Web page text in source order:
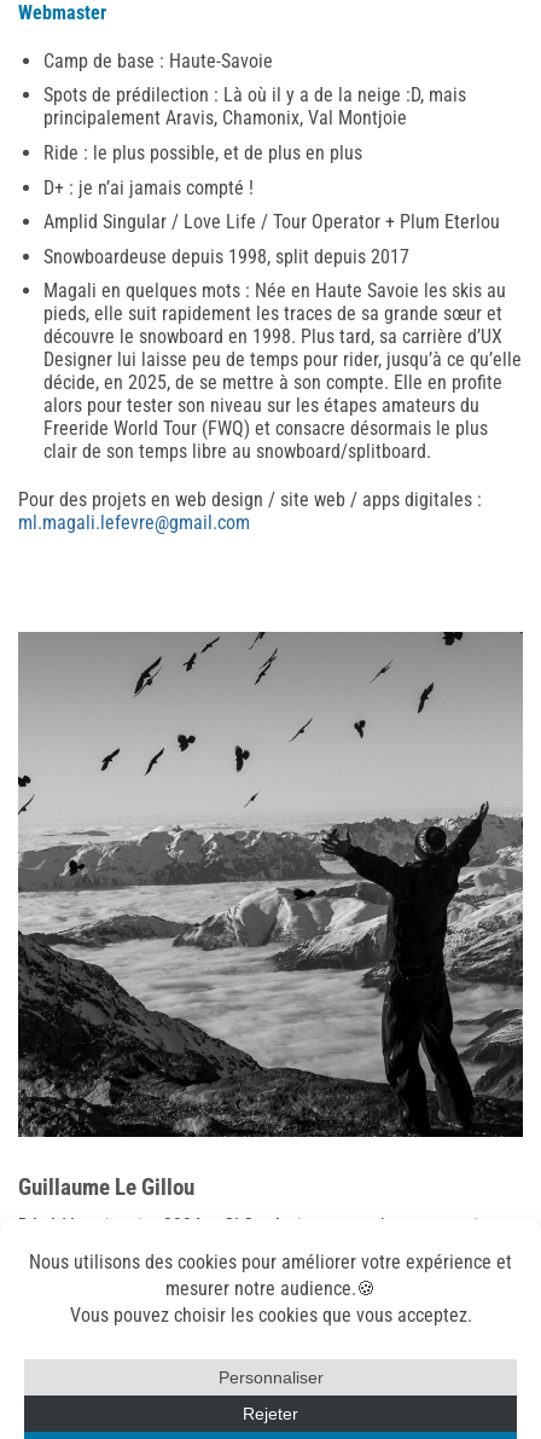
Webmaster
Camp de base : Haute-Savoie
Spots de prédilection : Là où il y a de la neige :D, mais
principalement Aravis, Chamonix, Val Montjoie
Ride : le plus possible, et de plus en plus
D+ : je n’ai jamais compté !
Amplid Singular / Love Life / Tour Operator + Plum Eterlou
Snowboardeuse depuis 1998, split depuis 2017
Magali en quelques mots : Née en Haute Savoie les skis au
pieds, elle suit rapidement les traces de sa grande sœur et
découvre le snowboard en 1998. Plus tard, sa carrière d’UX
Designer lui laisse peu de temps pour rider, jusqu’à ce qu’elle
décide, en 2025, de se mettre à son compte. Elle en profite
alors pour tester son niveau sur les étapes amateurs du
Freeride World Tour (FWQ) et consacre désormais le plus
clair de son temps libre au snowboard/splitboard.
Pour des projets en web design / site web / apps digitales :
ml.magali.lefevre@gmail.com
Guillaume Le Gillou
Décédé en janvier 2024, « GLG » était notre webmaster mais
sa marque Âme Snowboard.
Plus d’infos :ame-snowboard.cometglg.photos